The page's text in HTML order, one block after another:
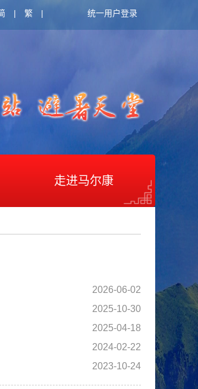
| 繁 | 统一用户登录
走进马尔康
2026-06-02
2025-10-30
2025-04-18
2024-02-22
2023-10-24